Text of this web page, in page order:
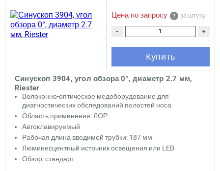
Синускоп 3904, угол обзора 0°, диаметр 2.7 мм,
Riester
Волоконно-оптическое медоборудование для
диагностических обследований полостей носа
Область применения: ЛОР
Автоклавируемый
Рабочая длина вводимой трубки: 187 мм
Люминесцентный источник освещения или LED
Обзор: стандарт
Цена по запросу за штуку
- +
Купить